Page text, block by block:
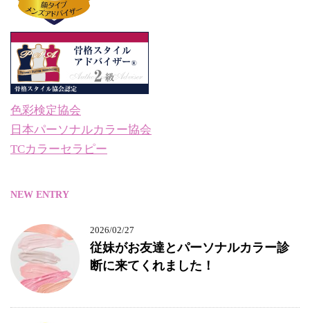
色彩検定協会
日本パーソナルカラー協会
TCカラーセラピー
NEW ENTRY
2026/02/27
従妹がお友達とパーソナルカラー診
断に来てくれました！